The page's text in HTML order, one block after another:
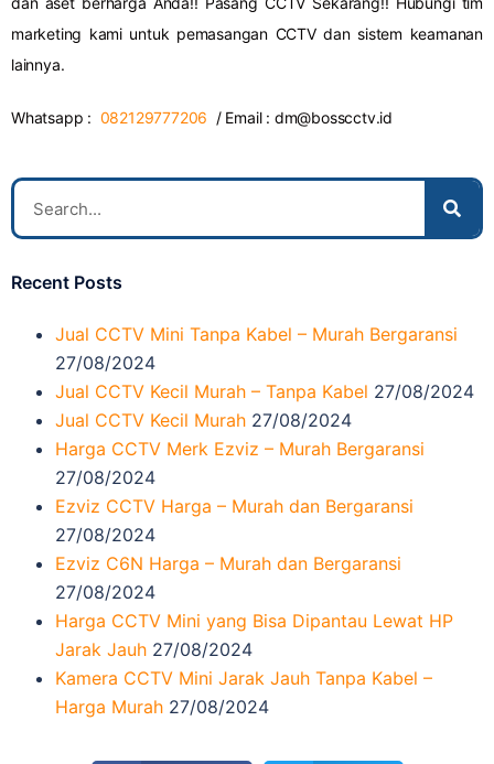
marketing kami untuk pemasangan CCTV dan sistem keamanan
lainnya.
Whatsapp : 082129777206 / Email : dm@bosscctv.id
Recent Posts
Jual CCTV Mini Tanpa Kabel – Murah Bergaransi
27/08/2024
Jual CCTV Kecil Murah – Tanpa Kabel 27/08/2024
Jual CCTV Kecil Murah 27/08/2024
Harga CCTV Merk Ezviz – Murah Bergaransi
27/08/2024
Ezviz CCTV Harga – Murah dan Bergaransi
27/08/2024
Ezviz C6N Harga – Murah dan Bergaransi
27/08/2024
Harga CCTV Mini yang Bisa Dipantau Lewat HP
Jarak Jauh 27/08/2024
Kamera CCTV Mini Jarak Jauh Tanpa Kabel –
Harga Murah 27/08/2024